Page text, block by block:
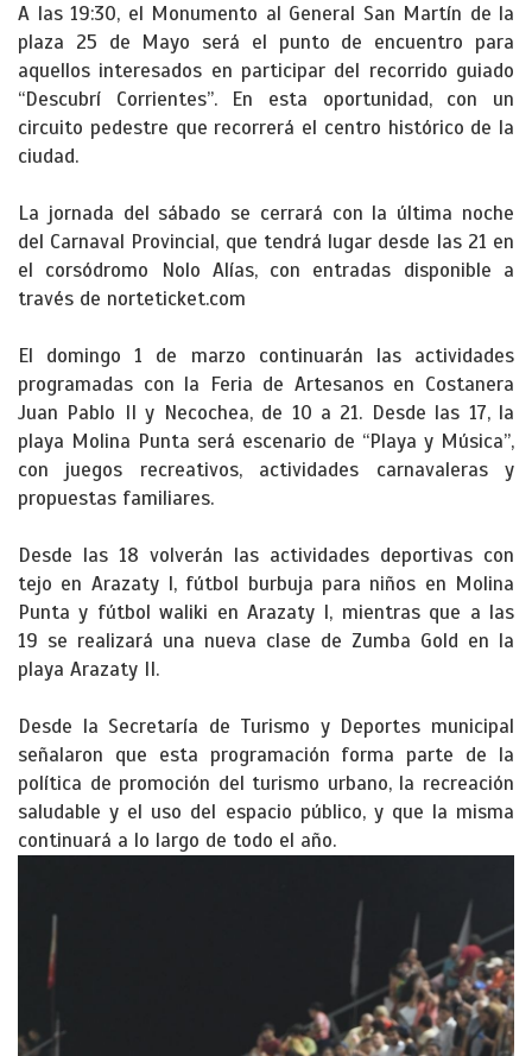
A las 19:30, el Monumento al General San Martín de la
plaza 25 de Mayo será el punto de encuentro para
aquellos interesados en participar del recorrido guiado
“Descubrí Corrientes”. En esta oportunidad, con un
circuito pedestre que recorrerá el centro histórico de la
ciudad.
La jornada del sábado se cerrará con la última noche
del Carnaval Provincial, que tendrá lugar desde las 21 en
el corsódromo Nolo Alías, con entradas disponible a
través de norteticket.com
El domingo 1 de marzo continuarán las actividades
programadas con la Feria de Artesanos en Costanera
Juan Pablo II y Necochea, de 10 a 21. Desde las 17, la
playa Molina Punta será escenario de “Playa y Música”,
con juegos recreativos, actividades carnavaleras y
propuestas familiares.
Desde las 18 volverán las actividades deportivas con
tejo en Arazaty I, fútbol burbuja para niños en Molina
Punta y fútbol waliki en Arazaty I, mientras que a las
19 se realizará una nueva clase de Zumba Gold en la
playa Arazaty II.
Desde la Secretaría de Turismo y Deportes municipal
señalaron que esta programación forma parte de la
política de promoción del turismo urbano, la recreación
saludable y el uso del espacio público, y que la misma
continuará a lo largo de todo el año.